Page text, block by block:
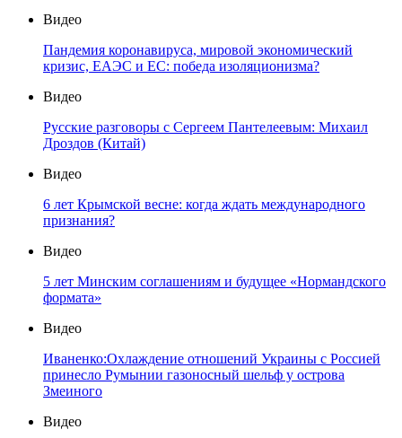
Видео
Пандемия коронавируса, мировой экономический
кризис, ЕАЭС и ЕС: победа изоляционизма?
Видео
Русские разговоры с Сергеем Пантелеевым: Михаил
Дроздов (Китай)
Видео
6 лет Крымской весне: когда ждать международного
признания?
Видео
5 лет Минским соглашениям и будущее «Нормандского
формата»
Видео
Иваненко:Охлаждение отношений Украины с Россией
принесло Румынии газоносный шельф у острова
Змеиного
Видео